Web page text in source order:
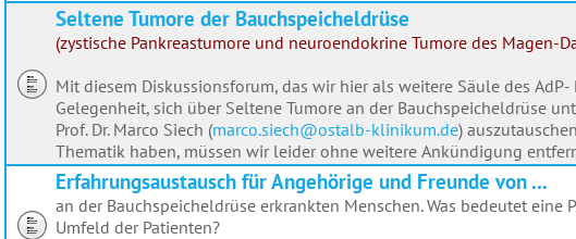
Seltene Tumore der Bauchspeicheldrüse
(zystische Pankreastumore und neuroendokrine Tumore des Magen-
Mit diesem Diskussionsforum, das wir hier als weitere Säule des
Gelegenheit, sich über Seltene Tumore an der Bauchspeicheldrüse
Prof. Dr. Marco Siech (marco.siech@ostalb-klinikum.de)
Thematik haben, müssen wir leider ohne weitere Ankündigung
Erfahrungsaustausch für Angehörige und Freunde von ...
an der Bauchspeicheldrüse erkrankten Menschen. Was bedeutet
Umfeld der Patienten?